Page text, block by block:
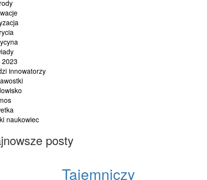
2023
innowatorzy
naukowiec
posty
Tajemniczy